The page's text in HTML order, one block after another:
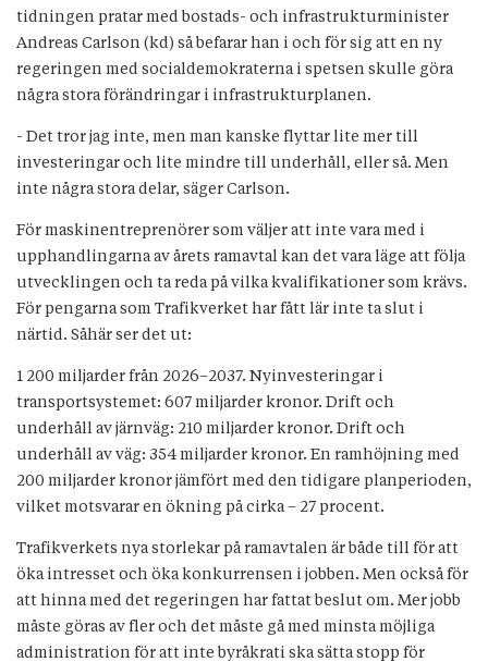
tidningen pratar med bostads- och infrastrukturminister
Andreas Carlson (kd) så befarar han i och för sig att en ny
regeringen med socialdemokraterna i spetsen skulle göra
några stora förändringar i infrastrukturplanen.
- Det tror jag inte, men man kanske flyttar lite mer till
investeringar och lite mindre till underhåll, eller så. Men
inte några stora delar, säger Carlson.
För maskinentreprenörer som väljer att inte vara med i
upphandlingarna av årets ramavtal kan det vara läge att följa
utvecklingen och ta reda på vilka kvalifikationer som krävs.
För pengarna som Trafikverket har fått lär inte ta slut i
närtid. Såhär ser det ut:
1 200 miljarder från 2026–2037. Nyinvesteringar i
transportsystemet: 607 miljarder kronor. Drift och
underhåll av järnväg: 210 miljarder kronor. Drift och
underhåll av väg: 354 miljarder kronor. En ramhöjning med
200 miljarder kronor jämfört med den tidigare planperioden,
vilket motsvarar en ökning på cirka – 27 procent.
Trafikverkets nya storlekar på ramavtalen är både till för att
öka intresset och öka konkurrensen i jobben. Men också för
att hinna med det regeringen har fattat beslut om. Mer jobb
måste göras av fler och det måste gå med minsta möjliga
administration för att inte byråkrati ska sätta stopp för